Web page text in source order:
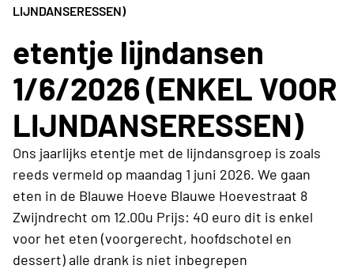
LIJNDANSERESSEN)
etentje lijndansen
1/6/2026 (ENKEL VOOR
LIJNDANSERESSEN)
Ons jaarlijks etentje met de lijndansgroep is zoals
reeds vermeld op maandag 1 juni 2026. We gaan
eten in de Blauwe Hoeve Blauwe Hoevestraat 8
Zwijndrecht om 12.00u Prijs: 40 euro dit is enkel
voor het eten (voorgerecht, hoofdschotel en
dessert) alle drank is niet inbegrepen